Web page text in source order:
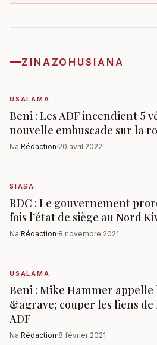
ZINAZOHUSIANA
USALAMA
Beni : Les ADF incendient 5
nouvelle embuscade sur la
Na Rédaction·20 avril 2022
SIASA
RDC : Le gouvernement
fois l’état de siège au Nord
Na Rédaction·8 novembre 2021
USALAMA
Beni : Mike Hammer
&agrave; couper les liens
ADF
Na Rédaction·8 février 2021